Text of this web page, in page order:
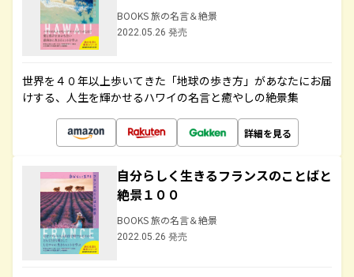
BOOKS 旅の名言＆絶景
2022.05.26 発売
世界を４０年以上歩いてきた「地球の歩き方」があなたにお届
けする、人生を輝かせるハワイの名言と癒やしの絶景集
詳細を見る
自分らしく生きるフランスのことばと
絶景１００
BOOKS 旅の名言＆絶景
2022.05.26 発売